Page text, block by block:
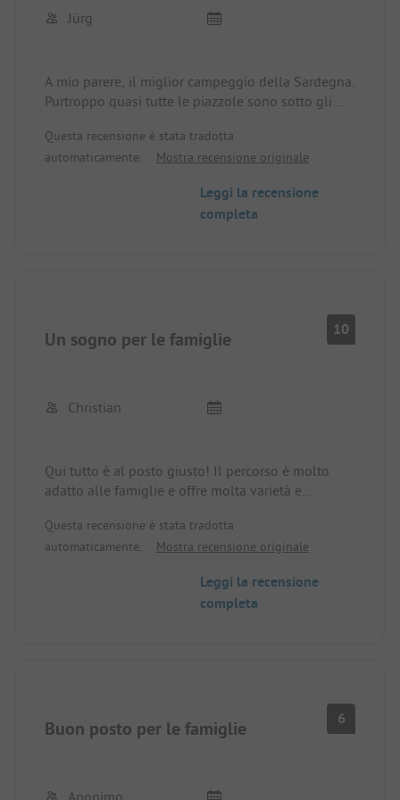
Jürg
A mio parere, il miglior campeggio della Sardegna.
Purtroppo quasi tutte le piazzole sono sotto gli
Questa recensione è stata tradotta
automaticamente.
Mostra recensione originale
Leggi la recensione
completa
Un sogno per le famiglie 10
Christian
Qui tutto è al posto giusto! Il percorso è molto
adatto alle famiglie e offre molta varietà e
Naturalmente, questo va a vantaggio anche dei
genitori: bambini felici, genitori felici! Il sito è
lascia nulla a desiderare. Il ristorante è il top!
Questa recensione è stata tradotta
automaticamente.
Mostra recensione originale
Leggi la recensione
completa
Buon posto per le famiglie 6
Anonimo